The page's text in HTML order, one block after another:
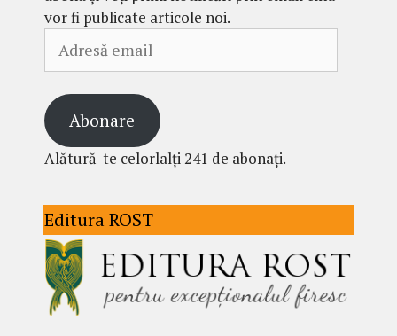
vor fi publicate articole noi.
email
Abonare
Alătură-te celorlalți 241 de abonați.
Editura ROST